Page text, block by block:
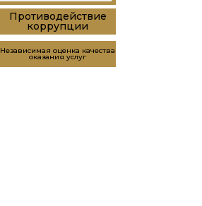
Противодействие
коррупции
Независимая оценка качества
оказания услуг